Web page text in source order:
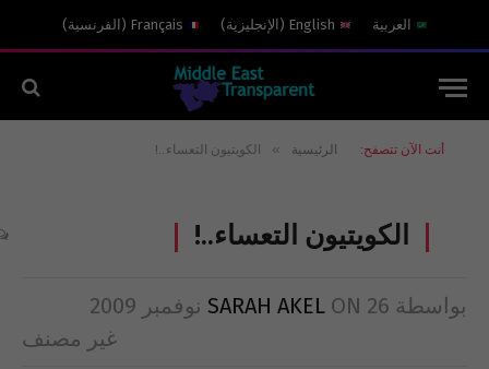
العربية English
( الإنجليزية)
Français
( الفرنسية)
أنت الآن تتصفح: الرئيسية » الكويتيون التعساء..!
الكويتيون التعساء..!
بواسطة SARAH AKEL ON 26 نوفمبر 2009
غير مصنف